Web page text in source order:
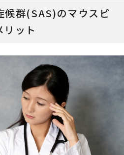
候群(SAS)のマウスピ
リット